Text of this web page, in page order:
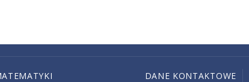
DANE KONTAKTOWE